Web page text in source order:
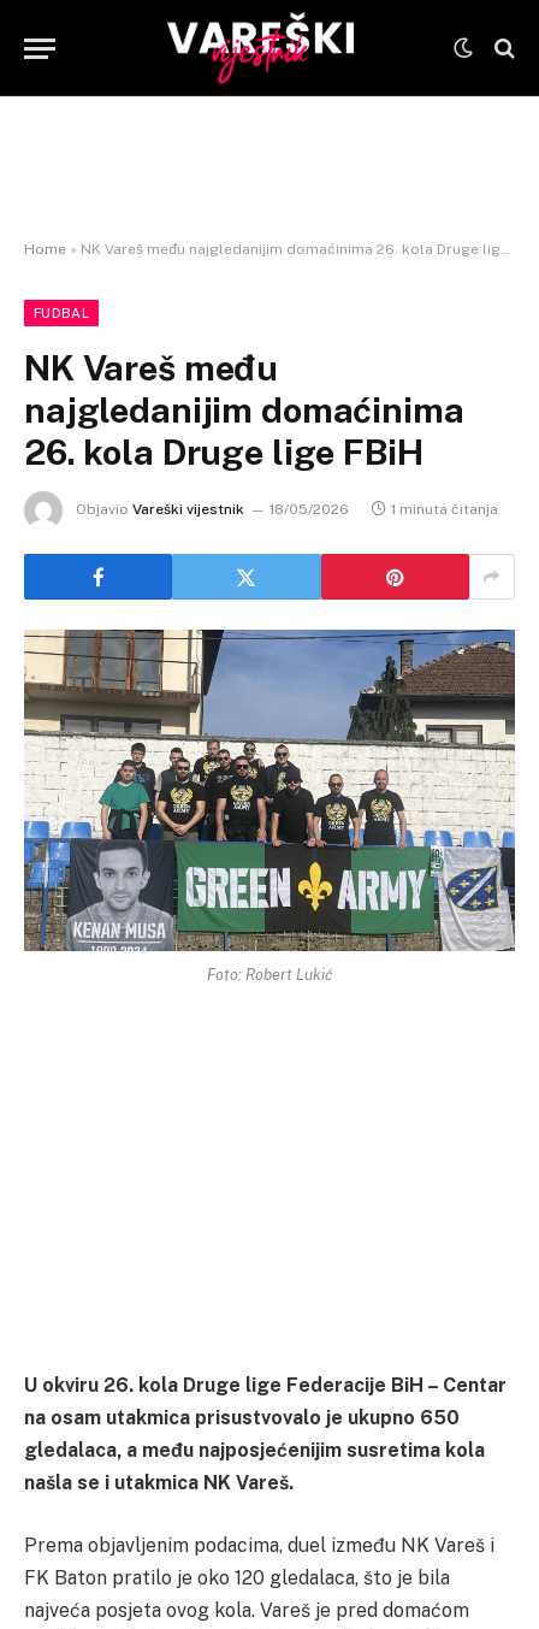
Home » NK Vareš među najgledanijim domaćinima 26. kola Druge lige FBiH
FUDBAL
NK Vareš među
najgledanijim domaćinima
26. kola Druge lige FBiH
Objavio Vareški vijestnik 18/05/2026 1 minuta čitanja
Foto: Robert Lukić
U okviru 26. kola Druge lige Federacije BiH – Centar
na osam utakmica prisustvovalo je ukupno 650
gledalaca, a među najposjećenijim susretima kola
našla se i utakmica NK Vareš.
Prema objavljenim podacima, duel između NK Vareš i
FK Baton pratilo je oko 120 gledalaca, što je bila
najveća posjeta ovog kola. Vareš je pred domaćom